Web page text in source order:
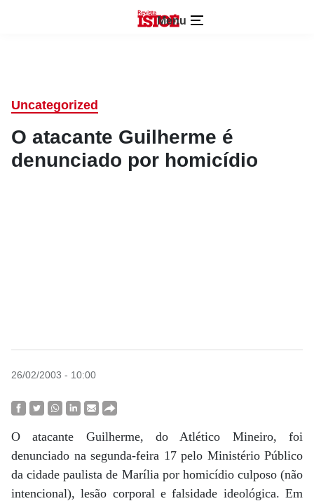
Menu
Uncategorized
O atacante Guilherme é
denunciado por homicídio
26/02/2003 - 10:00
O atacante Guilherme, do Atlético Mineiro, foi
denunciado na segunda-feira 17 pelo Ministério Público
da cidade paulista de Marília por homicídio culposo (não
intencional), lesão corporal e falsidade ideológica. Em